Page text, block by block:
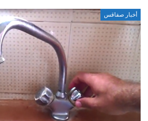
أخبار صفاقس